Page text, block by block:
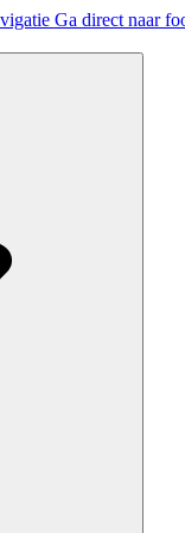
Ga direct naar